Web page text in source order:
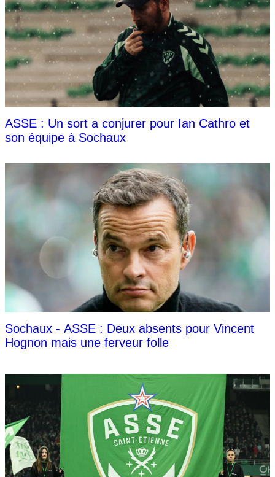
ASSE : Un sort a conjurer pour Ian Cathro et
son équipe à Sochaux
Sochaux - ASSE : Deux absents pour Vincent
Hognon mais une ferveur folle